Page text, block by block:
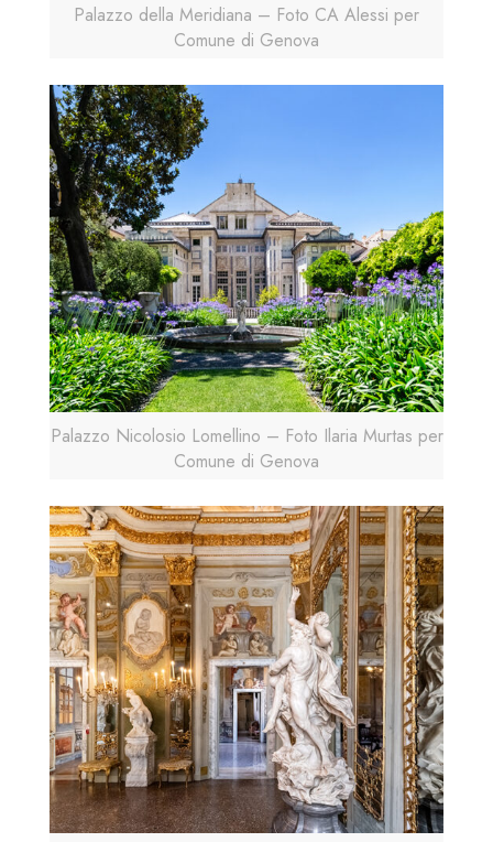
Palazzo della Meridiana – Foto CA Alessi per
Comune di Genova
Palazzo Nicolosio Lomellino – Foto Ilaria Murtas per
Comune di Genova